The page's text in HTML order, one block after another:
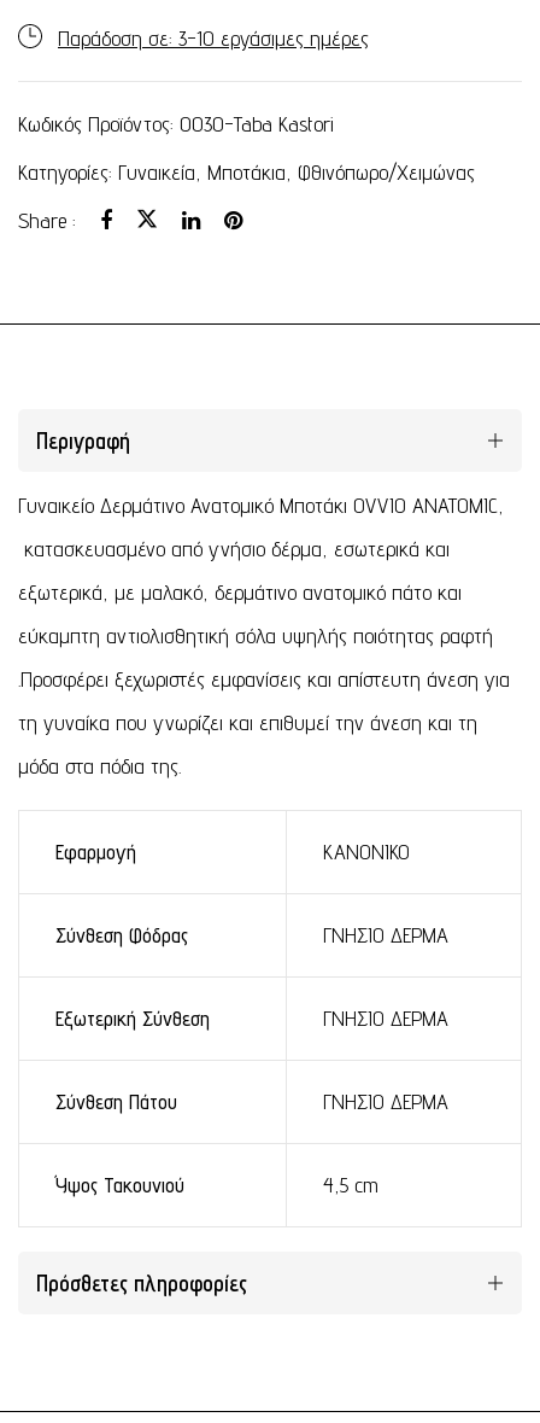
Παράδοση σε: 3-10 εργάσιμες ημέρες
Κωδικός Προϊόντος: 0030-Taba Kastori
Κατηγορίες: Γυναικεία Μποτάκια Φθινόπωρο/Χειμώνας
Share :
Περιγραφή
Γυναικείο Δερμάτινο Ανατομικό Μποτάκι OVVIO ANATOMIC,
κατασκευασμένο από γνήσιο δέρμα, εσωτερικά και
εξωτερικά, με μαλακό, δερμάτινο ανατομικό πάτο και
εύκαμπτη αντιολισθητική σόλα υψηλής ποιότητας ραφτή
.Προσφέρει ξεχωριστές εμφανίσεις και απίστευτη άνεση για
τη γυναίκα που γνωρίζει και επιθυμεί την άνεση και τη
μόδα στα πόδια της.
Εφαρμογή ΚΑΝΟΝΙΚΟ
Σύνθεση Φόδρας ΓΝΗΣΙΟ ΔΕΡΜΑ
Εξωτερική Σύνθεση ΓΝΗΣΙΟ ΔΕΡΜΑ
Σύνθεση Πάτου ΓΝΗΣΙΟ ΔΕΡΜΑ
Ύψος Τακουνιού 4,5 cm
Πρόσθετες πληροφορίες